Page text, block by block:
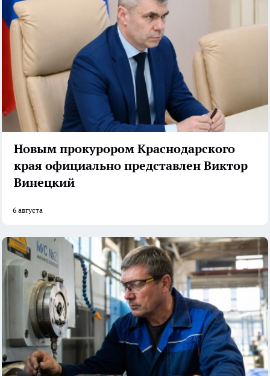
Новым прокурором Краснодарского
края официально представлен Виктор
Винецкий
6 августа